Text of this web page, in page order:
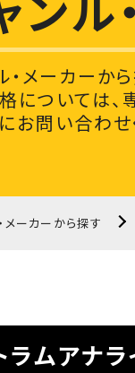
・メーカーか
については、
お問い合わせ
メーカーから探す
ラムアナ